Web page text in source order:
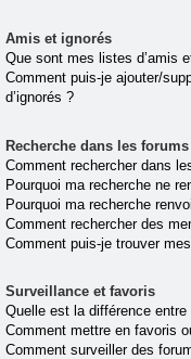
Amis et ignorés
Que sont mes listes d’amis
Comment puis-je ajouter/
d’ignorés ?
Recherche dans les forums
Comment rechercher dans
Pourquoi ma recherche ne
Pourquoi ma recherche
Comment rechercher des
Comment puis-je trouver
Surveillance et favoris
Quelle est la différence
Comment mettre en favoris
Comment surveiller des